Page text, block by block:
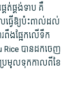
ត់ផ្គង់​ទាប គឺ​
វើ​ឱ្យ​ប៉ះពាល់​ដល់​
ពឹងផ្អែក​លើទឹក​
Rice បាន​ដកចេញ​
រមូល​ទុក​កាលពី​ខែ